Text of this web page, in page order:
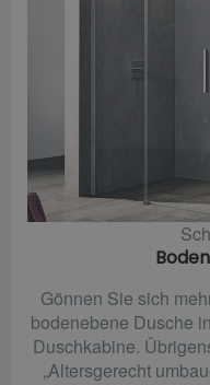
Gönnen Sie sich
bodenebene Dusche
Duschkabine.
„Altersgerecht